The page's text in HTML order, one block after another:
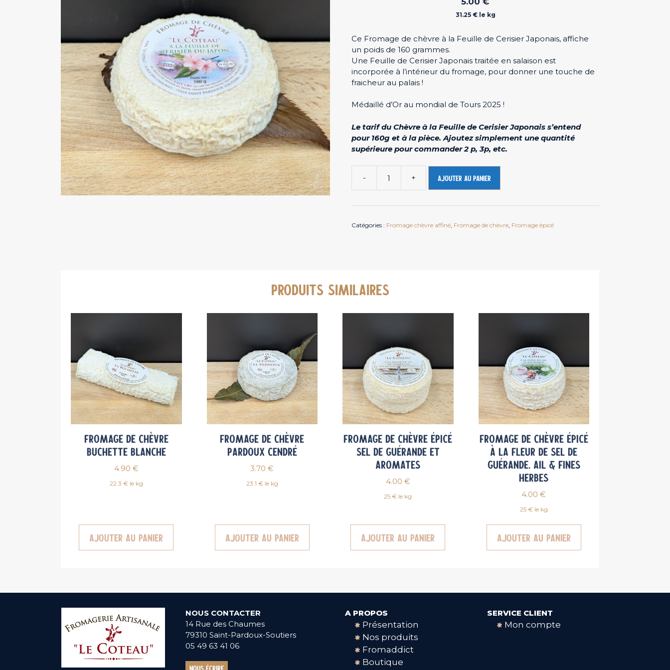
31.25 € le kg
Ce Fromage de chèvre à la Feuille de Cerisier Japonais, affiche
un poids de 160 grammes.
Une Feuille de Cerisier Japonais traitée en salaison est
incorporée à l’intérieur du fromage, pour donner une touche de
fraicheur au palais !
Médaillé d’Or au mondial de Tours 2025 !
Le tarif du Chèvre à la Feuille de Cerisier Japonais s’entend
pour 160g et à la pièce. Ajoutez simplement une quantité
supérieure pour commander 2 p, 3p, etc.
-
de
Fromage
chèvre
Japonais
+ Ajouter au panier
Catégories : Fromage chèvre affiné, Fromage de chèvre, Fromage épicé
PRODUITS SIMILAIRES
Fromage de chèvre
Buchette blanche
4.90 €
22.3 € le kg
Ajouter au panier
Fromage de chèvre
Pardoux Cendré
3.70€
23.1 € le kg
Ajouter au panier
Fromage de chèvre épicé
Sel de Guérande et
Aromates
4.00 €
25 € le kg
Ajouter au panier
Fromage de chèvre épicé
à la fleur de sel de
Guérande, ail & fines
herbes
4.00€
25 € le kg
Ajouter au panier
NOUS CONTACTER
14 Rue des Chaumes
79310 Saint-Pardoux-Soutiers
05 49 63 41 06
Nous écrire
A PROPOS
Présentation
Nos produits
Fromaddict
Boutique
SERVICE CLIENT
Mon compte